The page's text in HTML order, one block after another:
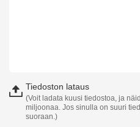
Tiedoston lataus
(Voit ladata kuusi tiedostoa, ja
miljoonaa. Jos sinulla on suuri
suoraan.)